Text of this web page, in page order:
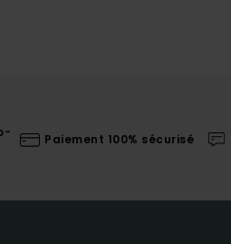
Paiement 100% sécurisé